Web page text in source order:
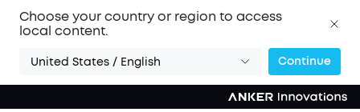
Choose your country or region to access
local content.
United States / English Continue